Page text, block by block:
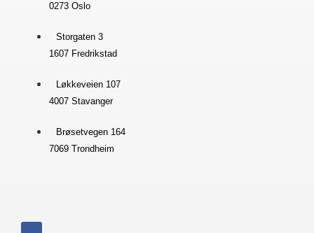
0273 Oslo
Storgaten 3
1607 Fredrikstad
Løkkeveien 107
4007 Stavanger
Brøsetvegen 164
7069 Trondheim